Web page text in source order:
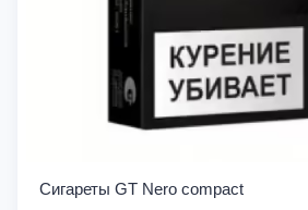
Сигареты GT Nero compact